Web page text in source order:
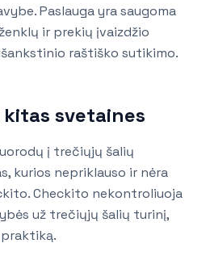
Paslauga yra saugoma
ir prekių įvaizdžio
raštiško sutikimo.
kitas svetaines
į trečiųjų šalių
kurios nepriklauso ir nėra
Checkito nekontroliuoja
už trečiųjų šalių turinį,